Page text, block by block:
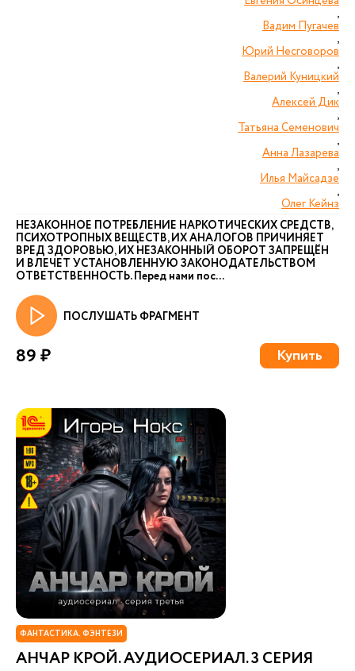
,
Вадим Пугачев
,
Юрий Несговоров
,
Валерий Куницкий
,
Алексей Дик
,
Татьяна Семенович
,
Анна Лазарева
,
Илья Майсадзе
,
Олег Кейнз
НЕЗАКОННОЕ ПОТРЕБЛЕНИЕ НАРКОТИЧЕСКИХ СРЕДСТВ,
ПСИХОТРОПНЫХ ВЕЩЕСТВ, ИХ АНАЛОГОВ ПРИЧИНЯЕТ
ВРЕД ЗДОРОВЬЮ, ИХ НЕЗАКОННЫЙ ОБОРОТ ЗАПРЕЩЁН
И ВЛЕЧЕТ УСТАНОВЛЕННУЮ ЗАКОНОДАТЕЛЬСТВОМ
ОТВЕТСТВЕННОСТЬ. Перед нами пос...
ПОСЛУШАТЬ ФРАГМЕНТ
89 ₽ Купить
ФАНТАСТИКА. ФЭНТЕЗИ
АНЧАР КРОЙ. АУДИОСЕРИАЛ. 3 СЕРИЯ